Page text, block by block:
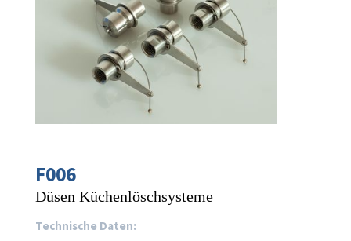
F006
Düsen Küchenlöschsysteme
Technische Daten: